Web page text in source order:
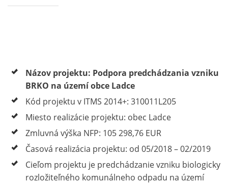
Názov projektu: Podpora predchádzania vzniku
BRKO na území obce Ladce
Kód projektu v ITMS 2014+: 310011L205
Miesto realizácie projektu: obec Ladce
Zmluvná výška NFP: 105 298,76 EUR
Časová realizácia projektu: od 05/2018 – 02/2019
Cieľom projektu je predchádzanie vzniku biologicky
rozložiteľného komunálneho odpadu na území